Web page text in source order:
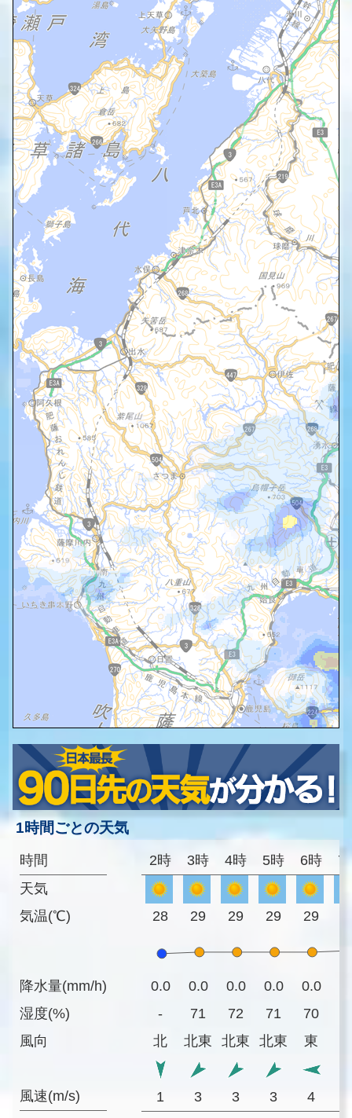
1時間ごとの天気
時間
天気
気温(℃)
降水量(mm/h)
湿度(%)
風向
風速(m/s)
2時 3時 4時 5時 6時 7
28 29 29 29 29
0.0 0.0 0.0 0.0 0.0
-
71 72 71 70
北
北東 北東 北東 東
1 3 3 3 4